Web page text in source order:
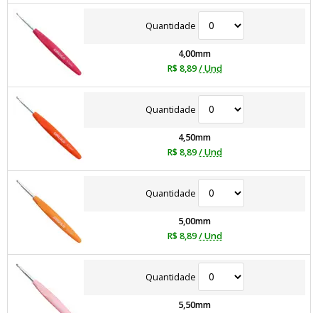
Quantidade
4,00mm
R$ 8,89/ Und
Quantidade
4,50mm
R$ 8,89/ Und
Quantidade
5,00mm
R$ 8,89/ Und
Quantidade
5,50mm